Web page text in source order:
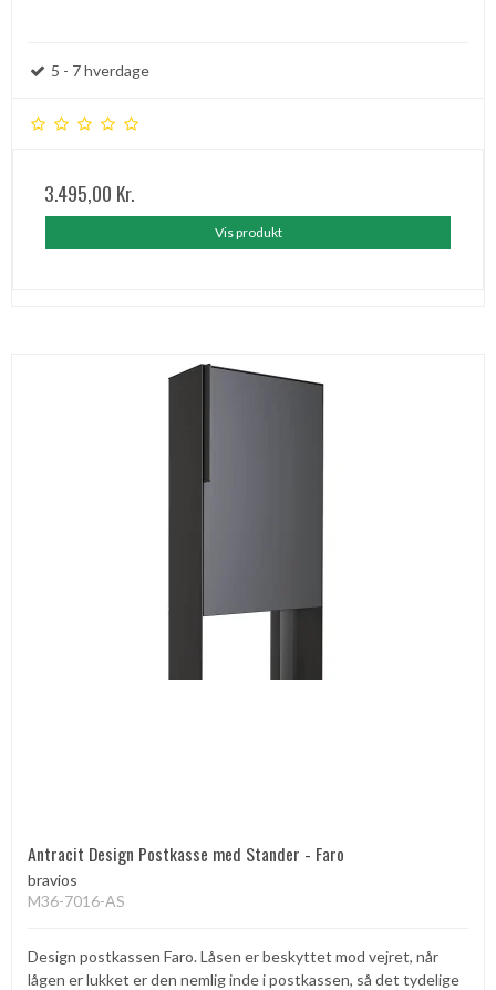
5 - 7 hverdage
3.495,00 Kr.
Vis produkt
Antracit Design Postkasse med Stander - Faro
bravios
M36-7016-AS
Design postkassen Faro. Låsen er beskyttet mod vejret, når
lågen er lukket er den nemlig inde i postkassen, så det tydelige